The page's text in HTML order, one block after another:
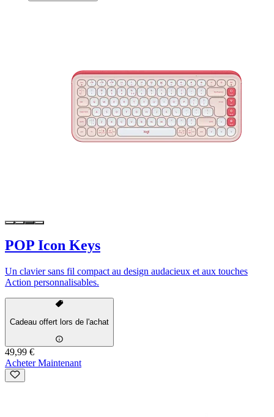
POP Icon Keys
Un clavier sans fil compact au design audacieux et aux touches
Action personnalisables.
Cadeau offert lors de l'achat
49,99 €
Acheter Maintenant